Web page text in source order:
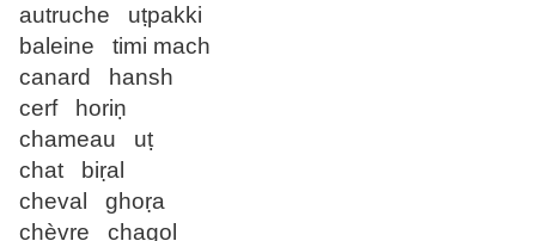
autruche uṭpakki
baleine timi mach
canard hansh
cerf horiṇ
chameau uṭ
chat biṛal
cheval ghoṛa
chèvre chagol